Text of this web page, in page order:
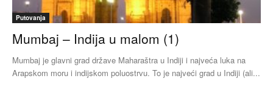
Putovanja
Mumbaj – Indija u malom (1)
Mumbaj je glavni grad države Maharaštra u Indiji i najveća luka na
Arapskom moru i indijskom poluostrvu. To je najveći grad u Indiji (ali...